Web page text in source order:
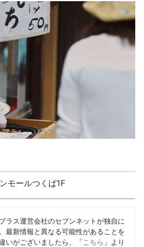
モールつくば1F
ラス運営会社のセブンネットが独自に
最新情報と異なる可能性があることを
いがございましたら、「 こちら 」より